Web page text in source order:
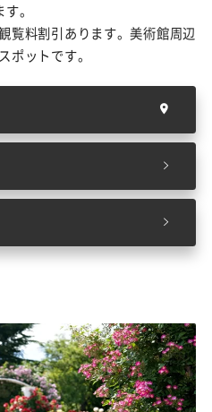
。
覧料割引あります。美術館周辺
ポットです。